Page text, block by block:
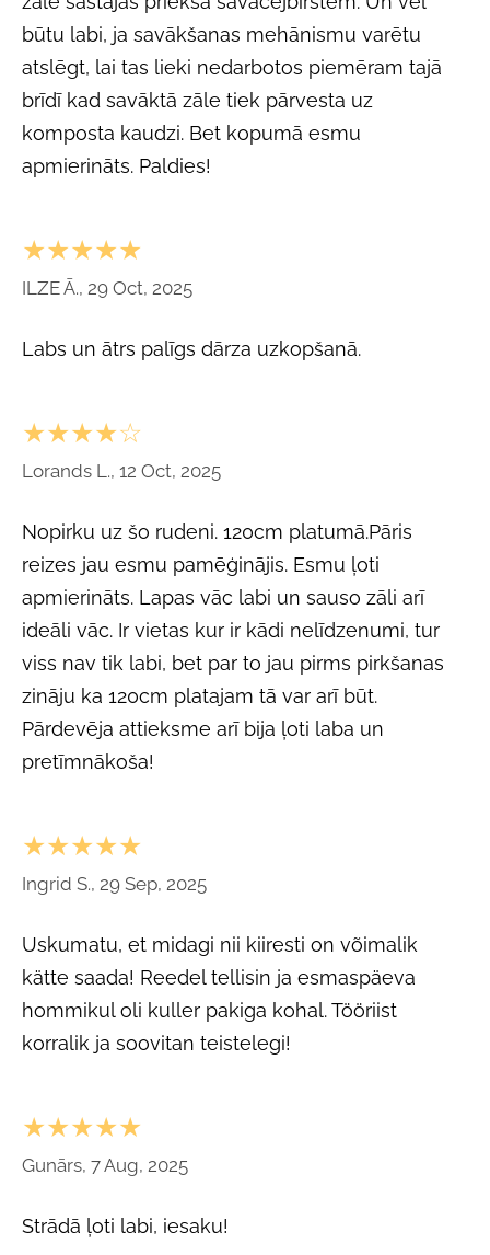
būtu labi, ja savākšanas mehānismu varētu
atslēgt, lai tas lieki nedarbotos piemēram tajā
brīdī kad savāktā zāle tiek pārvesta uz
komposta kaudzi. Bet kopumā esmu
apmierināts. Paldies!
★★★★★
ILZE Ā., 29 Oct, 2025
Labs un ātrs palīgs dārza uzkopšanā.
★★★★☆
Lorands L., 12 Oct, 2025
Nopirku uz šo rudeni. 120cm platumā.Pāris
reizes jau esmu pamēģinājis. Esmu ļoti
apmierināts. Lapas vāc labi un sauso zāli arī
ideāli vāc. Ir vietas kur ir kādi nelīdzenumi, tur
viss nav tik labi, bet par to jau pirms pirkšanas
zināju ka 120cm platajam tā var arī būt.
Pārdevēja attieksme arī bija ļoti laba un
pretīmnākoša!
★★★★★
Ingrid S., 29 Sep, 2025
Uskumatu, et midagi nii kiiresti on võimalik
kätte saada! Reedel tellisin ja esmaspäeva
hommikul oli kuller pakiga kohal. Tööriist
korralik ja soovitan teistelegi!
★★★★★
Gunārs, 7 Aug, 2025
Strādā ļoti labi, iesaku!